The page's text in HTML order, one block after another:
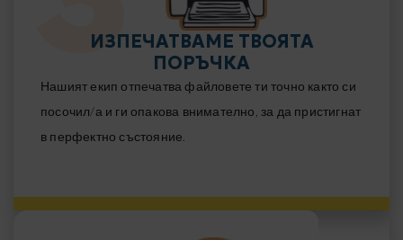
ИЗПЕЧАТВАМЕ ТВОЯТА
ПОРЪЧКА
Нашият екип отпечатва файловете ти точно както си
посочил/а и ги опакова внимателно, за да пристигнат
в перфектно състояние.